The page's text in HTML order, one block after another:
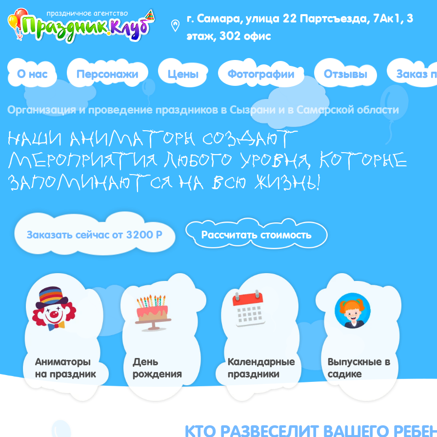
г. Самара, улица 22 Партсъезда, 7Ак1, 3
этаж, 302 офис
О нас
Персонажи Цены Фотографии Отзывы Заказ
Организация и проведение праздников в Сызрани и в Самарской области
Наши аниматоры создают
мероприятия любого уровня, которые
запоминаются на всю жизнь!
Заказать сейчас от 3200 Р Рассчитать стоимость
Аниматоры
на праздник
День
рождения
Календарные
праздники
Выпускные в
садике
КТО РАЗВЕСЕЛИТ ВАШЕГО